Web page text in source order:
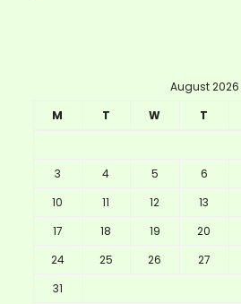
August 2026
M
T W T
3
4 5 6
10
11 12 13
17
18 19 20
24
25 26 27
31